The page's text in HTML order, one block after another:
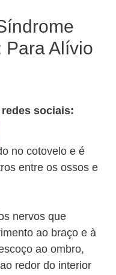
Para Alívio
sociais:
no cotovelo e é
entre os ossos e
nervos que
ao braço e à
ao ombro,
redor do interior